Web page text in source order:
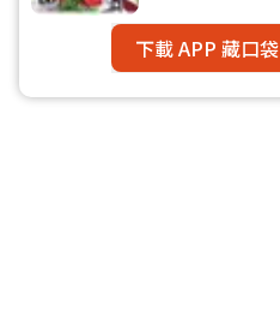
下載 APP 藏口袋